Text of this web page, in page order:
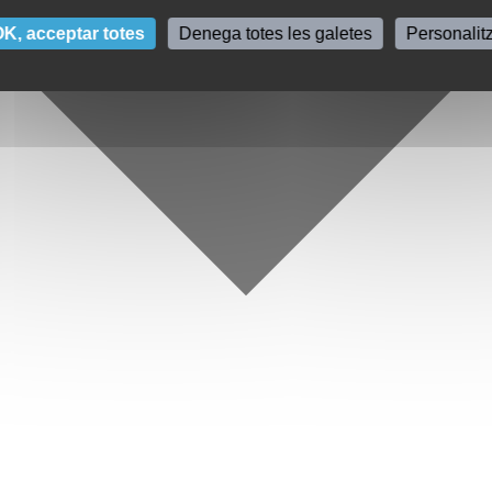
acceptar totes Denega totes les galetes